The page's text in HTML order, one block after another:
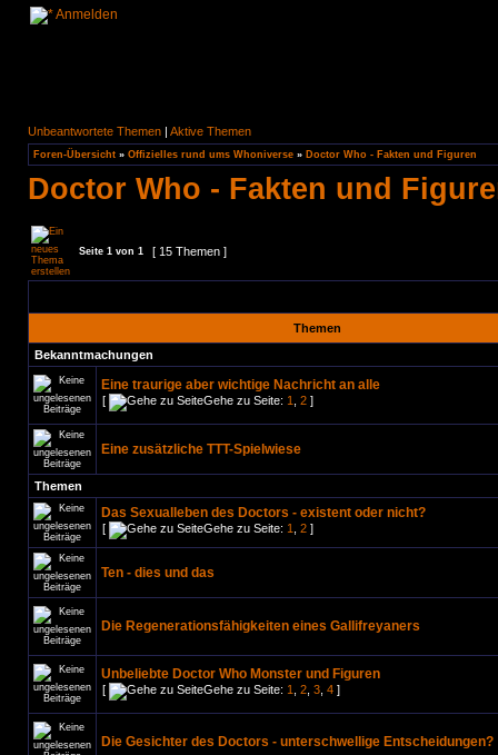
Anmelden
Unbeantwortete Themen | Aktive Themen
Foren-Übersicht » Offizielles rund ums Whoniverse » Doctor Who - Fakten und Figuren
Doctor Who - Fakten und
Seite 1 von 1 [ 15 Themen ]
Themen
Bekanntmachungen
Eine traurige aber wichtige Nachricht an alle
[ Gehe zu Seite: 1 2 ]
Eine zusätzliche TTT-Spielwiese
Themen
Das Sexualleben des Doctors - existent oder nicht?
[ Gehe zu Seite: 1 2 ]
Ten - dies und das
Die Regenerationsfähigkeiten eines Gallifreyaners
Unbeliebte Doctor Who Monster und Figuren
[ Gehe zu Seite: 1 2 3 4 ]
Die Gesichter des Doctors - unterschwellige Entscheidungen?